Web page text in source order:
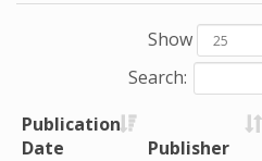
Show
Search:
Publication
Date
Publisher